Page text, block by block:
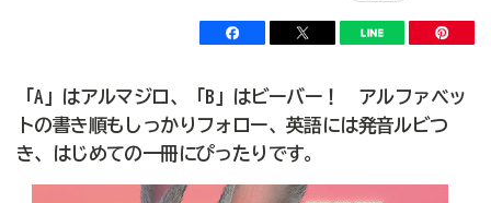
「A」はアルマジロ、「B」はビーバー！ アルファベッ
トの書き順もしっかりフォロー、英語には発音ルビつ
き、はじめての一冊にぴったりです。